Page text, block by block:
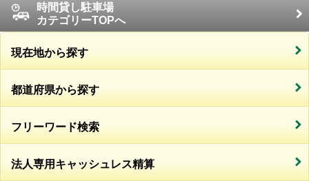
時間貸し駐車場
カテゴリーTOPへ
現在地から探す
都道府県から探す
フリーワード検索
法人専用キャッシュレス精算